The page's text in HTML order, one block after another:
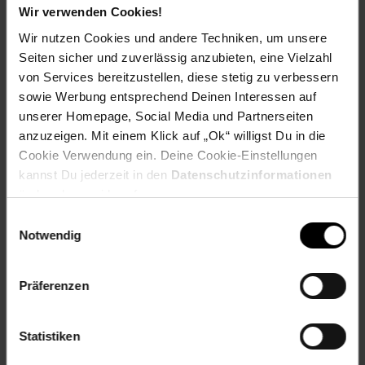
Wir verwenden Cookies!
Wir nutzen Cookies und andere Techniken, um unsere
Seiten sicher und zuverlässig anzubieten, eine Vielzahl
von Services bereitzustellen, diese stetig zu verbessern
sowie Werbung entsprechend Deinen Interessen auf
unserer Homepage, Social Media und Partnerseiten
anzuzeigen. Mit einem Klick auf „Ok“ willigst Du in die
Cookie Verwendung ein. Deine Cookie-Einstellungen
kannst Du jederzeit in den Datenschutzinformationen
ändern bzw. widerrufen.
Notwendig
Präferenzen
Statistiken
für komfortables ArbeitenDas CHERRY TAS Keypad G84-
Zuverlässigkeit und eine angenehme Nutzererfahrung legen.
Es unterstützt Sie dabei, Ihre Arbeitsprozesse effizienter zu
gestalten und Ihre Produktivität zu steigern. Investieren Sie
in ein hochwertiges Eingabegerät, das Sie bei Ihren
täglichen Aufgaben zuverlässig
begleitet.LieferumfangProgrammierbares Keypad,
Bedienungsanleitung
Artikelnummer: 3097899000
Versandinformationen
Herstellerinformationen